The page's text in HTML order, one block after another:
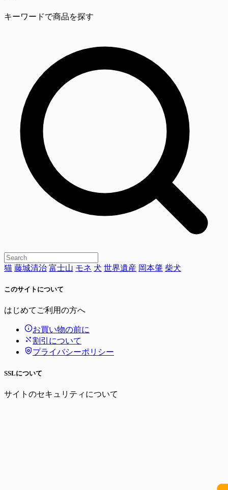
キーワードで商品を探す
猫 藤城清治 富士山 モネ 犬 世界遺産 岡本肇 柴犬
このサイトについて
はじめてご利用の方へ
お買い物の前に
割引について
プライバシーポリシー
SSLについて
サイトのセキュリティについて